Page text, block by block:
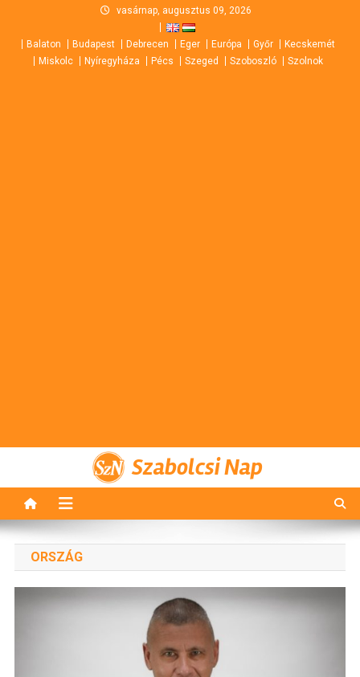
content
vasárnap, augusztus 09, 2026
Balaton Budapest Debrecen Eger Európa Győr
Kecskemét
Miskolc
Nyíregyháza Pécs Szeged Szoboszló Szolnok
Szabolcsi Nap
ORSZÁG